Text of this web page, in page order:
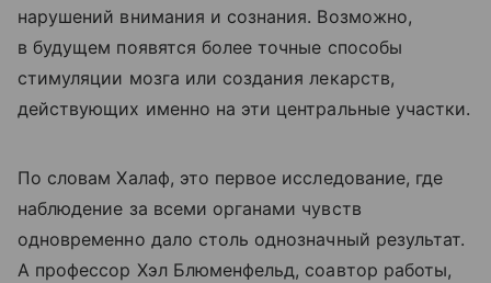
нарушений внимания и сознания. Возможно,
в будущем появятся более точные способы
стимуляции мозга или создания лекарств,
действующих именно на эти центральные участки.
По словам Халаф, это первое исследование, где
наблюдение за всеми органами чувств
одновременно дало столь однозначный результат.
А профессор Хэл Блюменфельд, соавтор работы,